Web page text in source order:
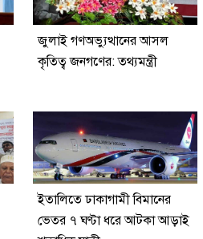
জুলাই গণঅভ্যুত্থানের আসল
কৃতিত্ব জনগণের: তথ্যমন্ত্রী
ইতালিতে ঢাকাগামী বিমানের
ভেতর ৭ ঘণ্টা ধরে আটকা আড়াই